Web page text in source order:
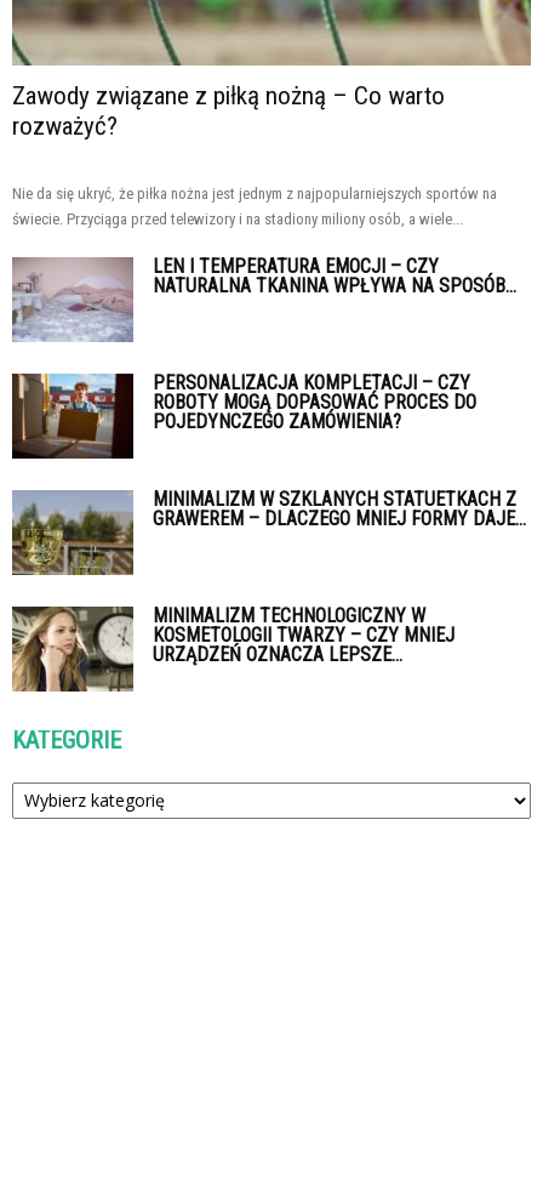
Zawody związane z piłką nożną – Co warto
rozważyć?
Nie da się ukryć, że piłka nożna jest jednym z najpopularniejszych sportów na
świecie. Przyciąga przed telewizory i na stadiony miliony osób, a wiele...
LEN I TEMPERATURA EMOCJI – CZY
NATURALNA TKANINA WPŁYWA NA SPOSÓB...
PERSONALIZACJA KOMPLETACJI – CZY
ROBOTY MOGĄ DOPASOWAĆ PROCES DO
POJEDYNCZEGO ZAMÓWIENIA?
MINIMALIZM W SZKLANYCH STATUETKACH Z
GRAWEREM – DLACZEGO MNIEJ FORMY DAJE...
MINIMALIZM TECHNOLOGICZNY W
KOSMETOLOGII TWARZY – CZY MNIEJ
URZĄDZEŃ OZNACZA LEPSZE...
KATEGORIE
Kategorie